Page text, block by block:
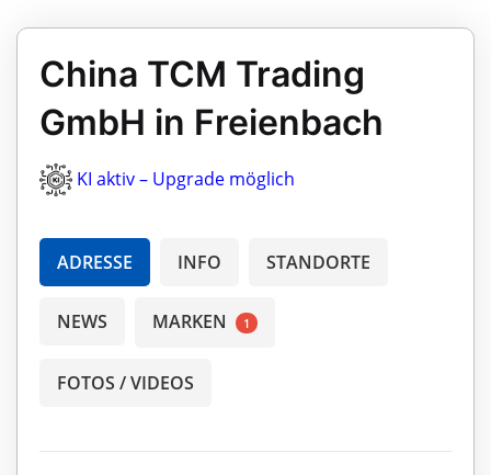
China TCM Trading
GmbH in Freienbach
KI aktiv – Upgrade möglich
ADRESSE INFO STANDORTE
NEWS MARKEN 1
FOTOS / VIDEOS